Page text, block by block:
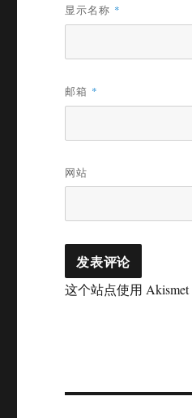
显示名称 *
邮箱 *
网站
这个站点使用 Akismet